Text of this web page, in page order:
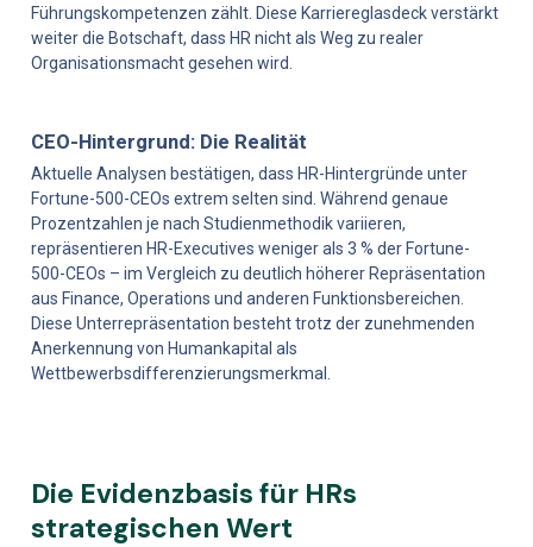
Führungskompetenzen zählt. Diese Karriereglasdeck verstärkt
weiter die Botschaft, dass HR nicht als Weg zu realer
Organisationsmacht gesehen wird.
CEO-Hintergrund: Die Realität
Aktuelle Analysen bestätigen, dass HR-Hintergründe unter
Fortune-500-CEOs extrem selten sind. Während genaue
Prozentzahlen je nach Studienmethodik variieren,
repräsentieren HR-Executives weniger als 3 % der Fortune-
500-CEOs – im Vergleich zu deutlich höherer Repräsentation
aus Finance, Operations und anderen Funktionsbereichen.
Diese Unterrepräsentation besteht trotz der zunehmenden
Anerkennung von Humankapital als
Wettbewerbsdifferenzierungsmerkmal.
Die Evidenzbasis für HRs
strategischen Wert